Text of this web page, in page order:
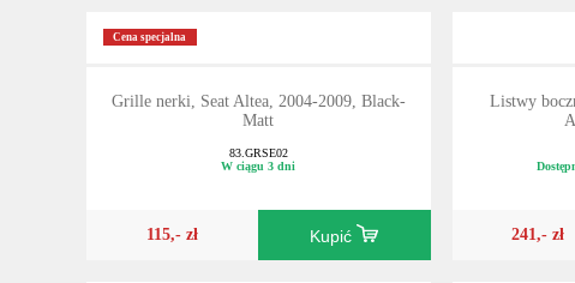
Cena specjalna
Grille nerki, Seat Altea, 2004-2009, Black-
Matt
83.GRSE02
W ciągu 3 dni
115,- zł Kupić
Listwy
241,- zł